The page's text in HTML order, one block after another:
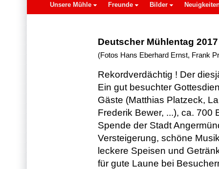
Unsere Mühle Freunde Bilder
Deutscher Mühlentag
(Fotos Hans Eberhard Ernst, Frank
Rekordverdächtig ! Der
Ein gut besuchter
Gäste (Matthias Platzeck,
Frederik Bewer, ...), ca. 700
Spende der Stadt
Versteigerung, schöne
leckere Speisen und
für gute Laune bei